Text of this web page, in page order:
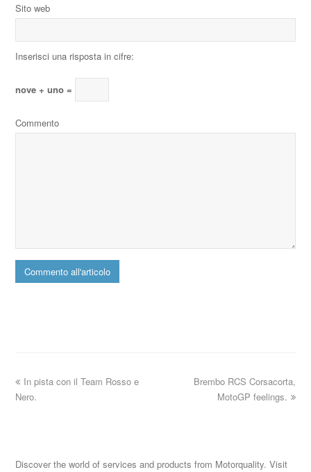
Sito web
Inserisci una risposta in cifre:
nove + uno =
Commento
Brembo RCS Corsacorta,
MotoGP feelings.
In pista con il Team Rosso e
Nero.
Discover the world of services and products from Motorquality. Visit